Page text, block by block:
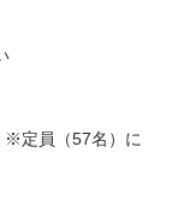
員（57名）に